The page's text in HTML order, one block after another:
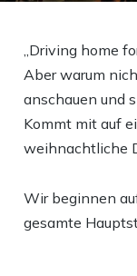
„Driving home
Aber warum
anschauen und
Kommt mit auf
weihnachtliche
Wir beginnen
gesamte